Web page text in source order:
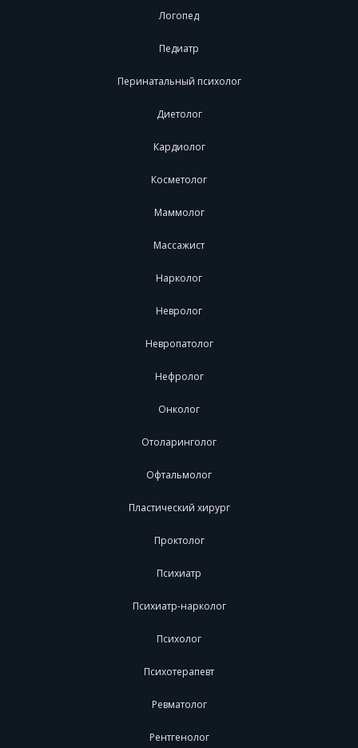
Логопед
Педиатр
Перинатальный психолог
Диетолог
Кардиолог
Косметолог
Маммолог
Массажист
Нарколог
Невролог
Невропатолог
Нефролог
Онколог
Отоларинголог
Офтальмолог
Пластический хирург
Проктолог
Психиатр
Психиатр-нарколог
Психолог
Психотерапевт
Ревматолог
Рентгенолог